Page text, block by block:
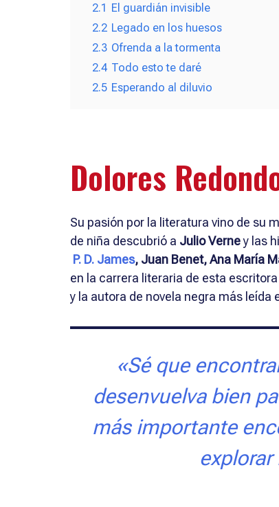
2.1 El guardián invisible
2.2 Legado en los huesos
2.3 Ofrenda a la tormenta
2.4 Todo esto te daré
2.5 Esperando al diluvio
Dolores
Su pasión por la literatura vino de su
de niña descubrió a Julio Verney las
P. D. James, Juan Benet,Ana María
en la carrera literaria de esta
y la autora de novela negra más leída
«Sé que
desenvuelva bien
más importante